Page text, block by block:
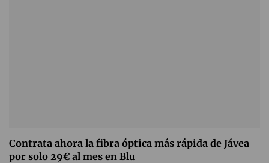
Contrata ahora la fibra óptica más rápida de Jávea
por solo 29€ al mes en Blu